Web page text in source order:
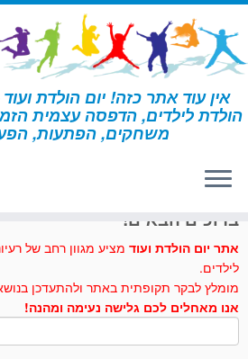
דלג
לתוכן
אין עוד אתר כזה! יום הולדת
הולדת לילדים, הדפסה עצמית
משחקים, הפתעות, דף הבית » מתכונים לעוגות וכיבוד » עוגת
ברוכים הבאים!
אתר יום הולדת ועוד מציע מגוון רחב של
לילדים.
מומלץ לבקר תקופתית באתר ולהתעדכן
אנו מאחלים לכם גלישה נעימה ומהנה!